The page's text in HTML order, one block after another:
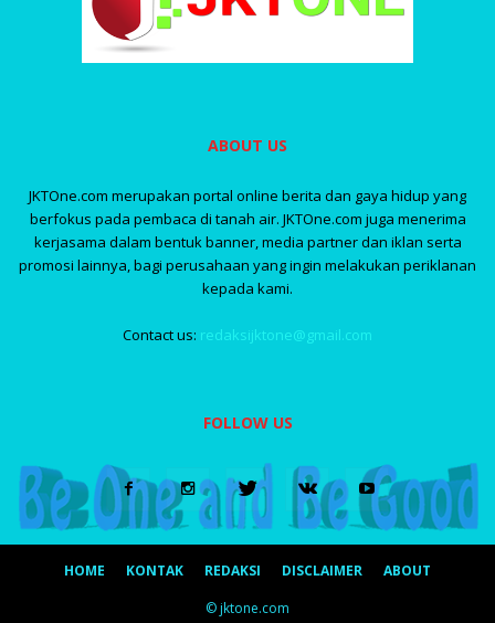
ABOUT US
JKTOne.com merupakan portal online berita dan gaya hidup yang
berfokus pada pembaca di tanah air. JKTOne.com juga menerima
kerjasama dalam bentuk banner, media partner dan iklan serta
promosi lainnya, bagi perusahaan yang ingin melakukan periklanan
kepada kami.
Contact us: redaksijktone@gmail.com
FOLLOW US
HOME KONTAK REDAKSI DISCLAIMER
ABOUT
© jktone.com